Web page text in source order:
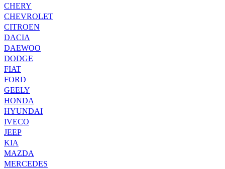
CHERY
CHEVROLET
CITROEN
DACIA
DAEWOO
DODGE
FIAT
FORD
GEELY
HONDA
HYUNDAI
IVECO
JEEP
KIA
MAZDA
MERCEDES